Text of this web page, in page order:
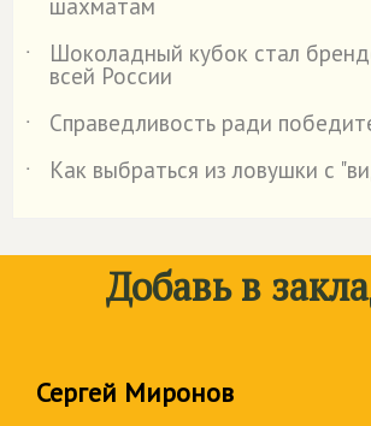
˙
Шоколадный кубок стал
всей России
˙
Справедливость ради
˙
Как выбраться из ловушки с
Добавь в
Сергей Миронов